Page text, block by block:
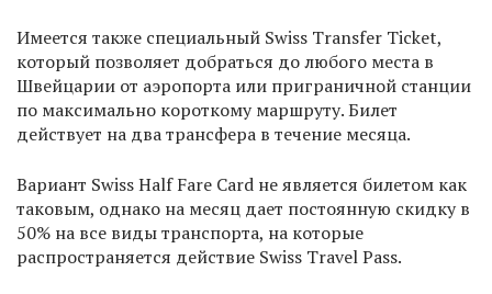
Имеется также специальный Swiss Transfer Ticket,
который позволяет добраться до любого места в
Швейцарии от аэропорта или приграничной станции
по максимально короткому маршруту. Билет
действует на два трансфера в течение месяца.
Вариант Swiss Half Fare Card не является билетом как
таковым, однако на месяц дает постоянную скидку в
50% на все виды транспорта, на которые
распространяется действие Swiss Travel Pass.